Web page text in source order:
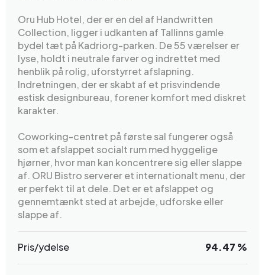
Oru Hub Hotel, der er en del af Handwritten
Collection, ligger i udkanten af Tallinns gamle
bydel tæt på Kadriorg-parken. De 55 værelser er
lyse, holdt i neutrale farver og indrettet med
henblik på rolig, uforstyrret afslapning.
Indretningen, der er skabt af et prisvindende
estisk designbureau, forener komfort med diskret
karakter.
Coworking-centret på første sal fungerer også
som et afslappet socialt rum med hyggelige
hjørner, hvor man kan koncentrere sig eller slappe
af. ORU Bistro serverer et internationalt menu, der
er perfekt til at dele. Det er et afslappet og
gennemtænkt sted at arbejde, udforske eller
slappe af.
Pris/ydelse 94.47 %